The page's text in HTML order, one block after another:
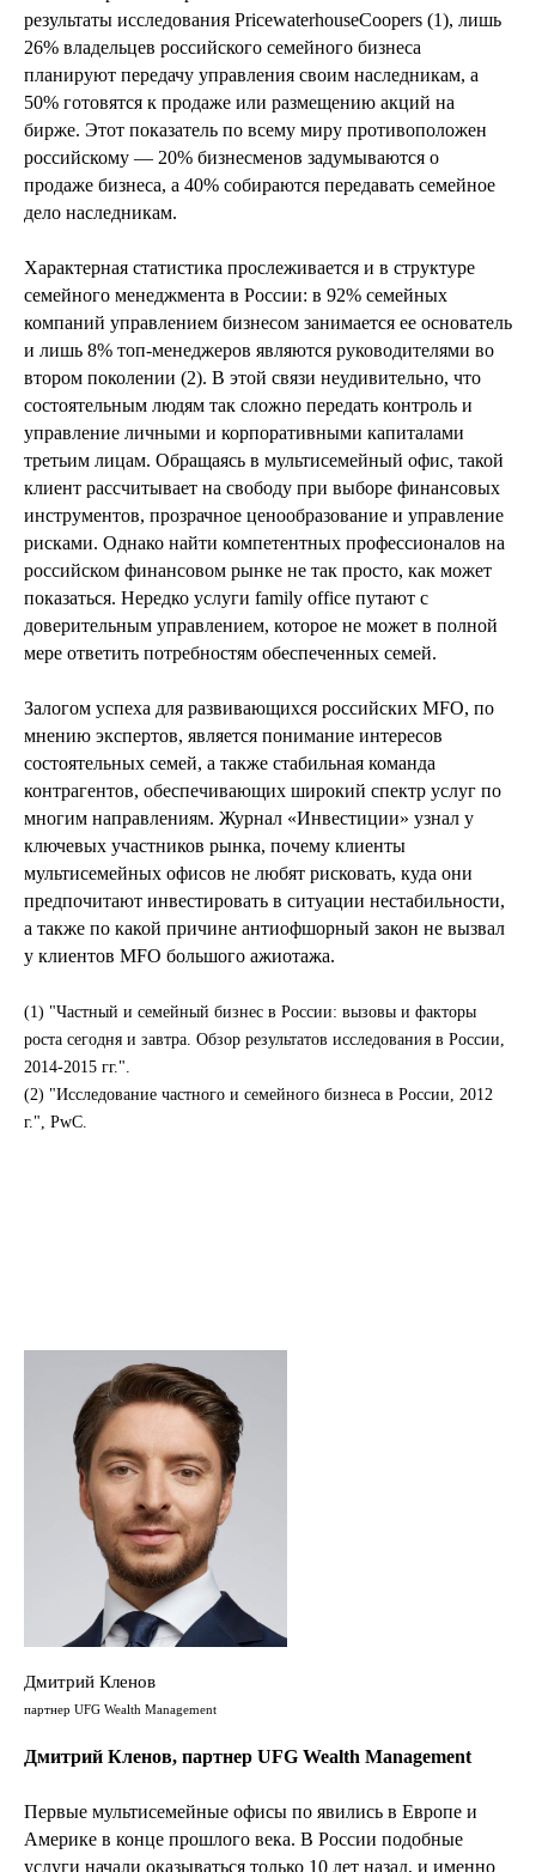
результаты исследования PricewaterhouseCoopers (1), лишь
26% владельцев российского семейного бизнеса
планируют передачу управления своим наследникам, а
50% готовятся к продаже или размещению акций на
бирже. Этот показатель по всему миру противоположен
российскому — 20% бизнесменов задумываются о
продаже бизнеса, а 40% собираются передавать семейное
дело наследникам.
Характерная статистика прослеживается и в структуре
семейного менеджмента в России: в 92% семейных
компаний управлением бизнесом занимается ее основатель
и лишь 8% топ-менеджеров являются руководителями во
втором поколении (2). В этой связи неудивительно, что
состоятельным людям так сложно передать контроль и
управление личными и корпоративными капиталами
третьим лицам. Обращаясь в мультисемейный офис, такой
клиент рассчитывает на свободу при выборе финансовых
инструментов, прозрачное ценообразование и управление
рисками. Однако найти компетентных профессионалов на
российском финансовом рынке не так просто, как может
показаться. Нередко услуги family office путают с
доверительным управлением, которое не может в полной
мере ответить потребностям обеспеченных семей.
Залогом успеха для развивающихся российских MFO, по
мнению экспертов, является понимание интересов
состоятельных семей, а также стабильная команда
контрагентов, обеспечивающих широкий спектр услуг по
многим направлениям. Журнал «Инвестиции» узнал у
ключевых участников рынка, почему клиенты
мультисемейных офисов не любят рисковать, куда они
предпочитают инвестировать в ситуации нестабильности,
а также по какой причине антиофшорный закон не вызвал
у клиентов MFO большого ажиотажа.
(1) "Частный и семейный бизнес в России: вызовы и факторы
роста сегодня и завтра. Обзор результатов исследования в России,
2014-2015 гг.".
(2) "Исследование частного и семейного бизнеса в России, 2012
г.", PwC.
Дмитрий Кленов
партнер UFG Wealth Management
Дмитрий Кленов, партнер UFG Wealth Management
Первые мультисемейные офисы по явились в Европе и
Америке в конце прошлого века. В России подобные
услуги начали оказываться только 10 лет назад, и именно